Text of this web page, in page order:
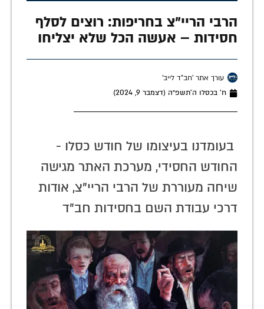
הרבי הריי"צ בחריפות: רוצים לסלף
חסידות – אעשה הכל שלא יצליחו
עורך אתר 'חב"ד לייב'
ח׳ בכסלו ה׳תשפ״ה (דצמבר 9, 2024)
בעומדנו בעיצומו של חודש כסלו -
החודש החסידי, מערכת האתר מגישה
שיחה מעוררת של הרבי הריי"צ, אודות
דרכי עבודת השם בחסידות חב"ד